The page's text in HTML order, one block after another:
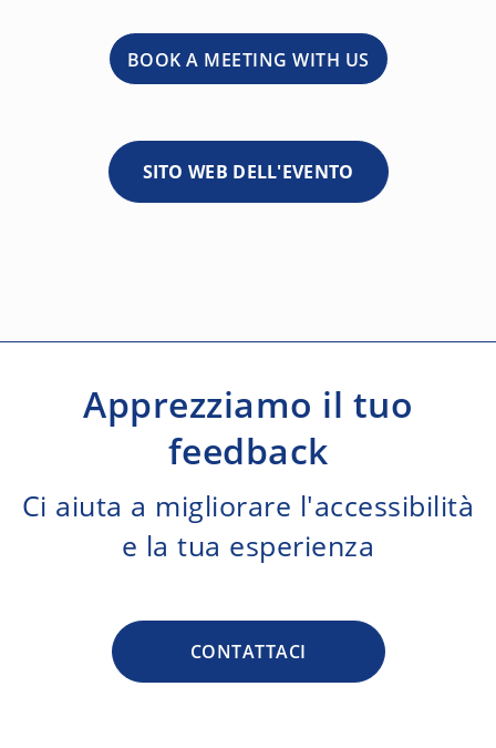
BOOK A MEETING WITH US
SITO WEB DELL'EVENTO
Apprezziamo il tuo
feedback
Ci aiuta a migliorare l'accessibilità
e la tua esperienza
CONTATTACI